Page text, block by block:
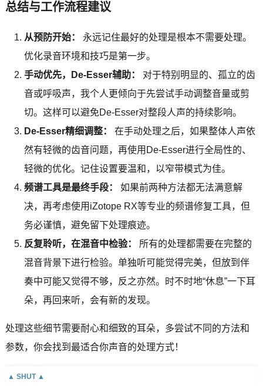
总结与工作流程建议
从预防开始：
永远记住最好的处理是根本不需要处理。
优化录音环境和技巧是第一步。
手动优先，De-Esser辅助：
对于特别明显的、孤立的齿
音或呼吸声，我个人更倾向于先尝试手动调整音量或剪
切。这样可以避免De-Esser对整段人声的持续影响。
De-Esser精细调整：
在手动处理之后，如果整体人声依
然有轻微的齿音问题，再使用De-Esser进行全局性的、
轻微的优化。记住设置要温和，以窄带模式为佳。
频谱工具是最终手段：
如果前两种方法都无法满意解
决，再考虑使用iZotope RX等专业的频谱修复工具，但
务必谨慎，避免留下处理痕迹。
反复聆听，在混音中检验：
所有的处理都需要在完整的
混音背景下进行检验。单独听可能觉得完美，但放到伴
奏中可能又觉得不够，反之亦然。时不时地“休息”一下耳
朵，再回来听，会有新的发现。
处理这些细节需要耐心和细致的耳朵，多尝试不同的方法和
参数，你会找到最适合你声音的处理方式！